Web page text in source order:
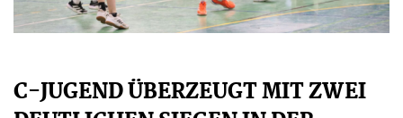
C-JUGEND ÜBERZEUGT MIT ZWEI